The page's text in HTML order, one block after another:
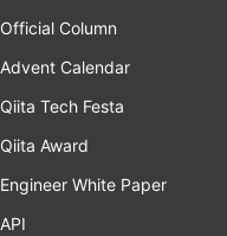
Official Column
Advent Calendar
Qiita Tech Festa
Qiita Award
Engineer White Paper
API